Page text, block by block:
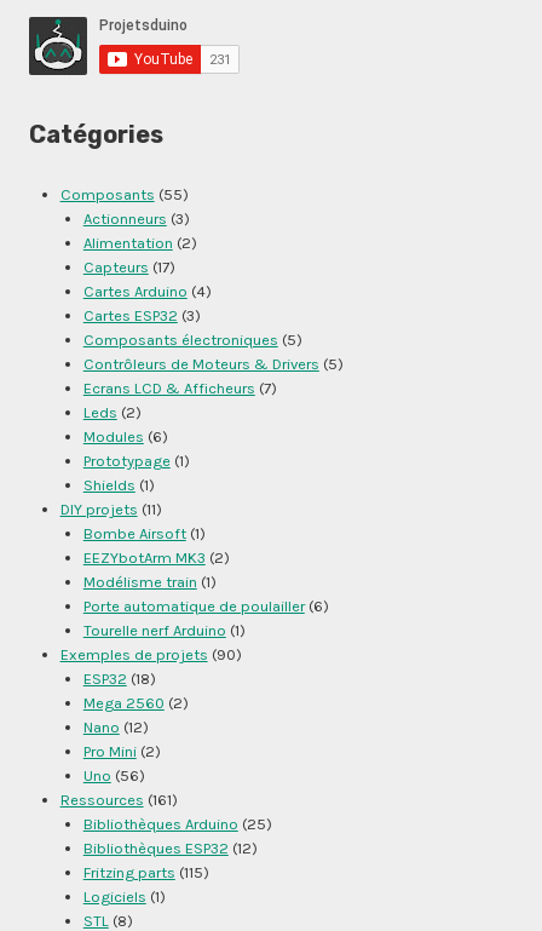
Catégories
Composants (55)
Actionneurs (3)
Alimentation (2)
Capteurs (17)
Cartes Arduino (4)
Cartes ESP32 (3)
Composants électroniques (5)
Contrôleurs de Moteurs & Drivers (5)
Ecrans LCD & Afficheurs (7)
Leds (2)
Modules (6)
Prototypage(1)
Shields (1)
DIY projets (11)
Bombe Airsoft(1)
EEZYbotArm MK3 (2)
Modélisme train (1)
Porte automatique de poulailler(6)
Tourelle nerf Arduino (1)
Exemples de projets (90)
ESP32 (18)
Mega 2560 (2)
Nano (12)
Pro Mini(2)
Uno (56)
Ressources (161)
Bibliothèques Arduino (25)
Bibliothèques ESP32 (12)
Fritzing parts (115)
Logiciels (1)
STL(8)